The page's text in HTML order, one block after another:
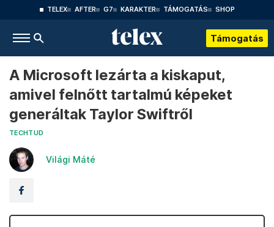
TELEX AFTER G7 KARAKTER TÁMOGATÁS SHOP
Támogatás
A Microsoft lezárta a kiskaput,
amivel felnőtt tartalmú képeket
generáltak Taylor Swiftről
TECHTUD
Világi Máté